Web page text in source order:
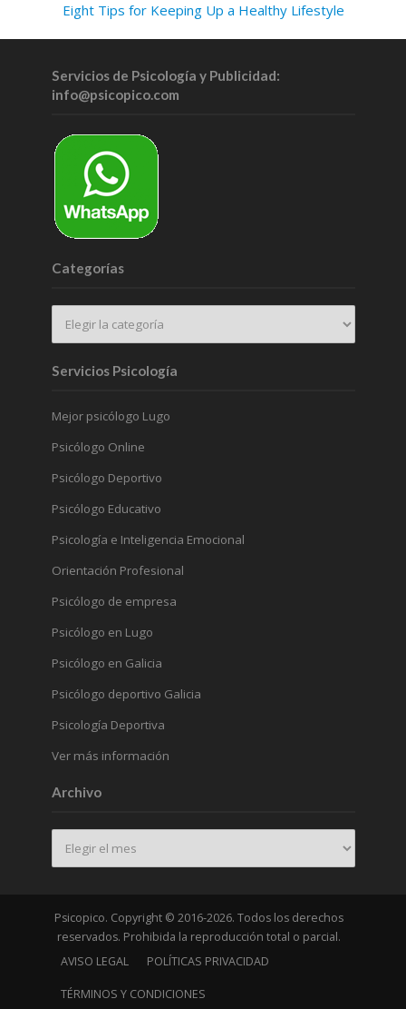
Eight Tips for Keeping Up a Healthy Lifestyle
Servicios de Psicología y Publicidad:
info@psicopico.com
Categorías
Servicios Psicología
Mejor psicólogo Lugo
Psicólogo Online
Psicólogo Deportivo
Psicólogo Educativo
Psicología e Inteligencia Emocional
Orientación Profesional
Psicólogo de empresa
Psicólogo en Lugo
Psicólogo en Galicia
Psicólogo deportivo Galicia
Psicología Deportiva
Ver más información
Archivo
Archivo
Psicopico. Copyright © 2016-2026. Todos los derechos
reservados. Prohibida la reproducción total o parcial.
AVISO LEGAL
POLÍTICAS PRIVACIDAD
TÉRMINOS Y CONDICIONES